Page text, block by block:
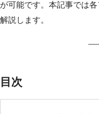
が可能です。本記事では
解説します。
目次